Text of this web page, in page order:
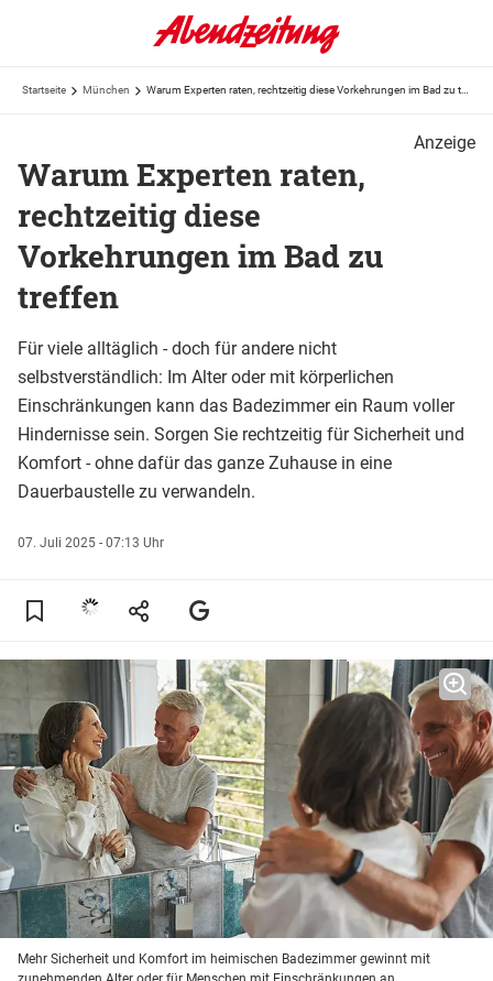
Startseite München
Anzeige
Warum Experten raten,
rechtzeitig diese
Vorkehrungen im Bad zu
treffen
Für viele alltäglich - doch für andere nicht
selbstverständlich: Im Alter oder mit körperlichen
Einschränkungen kann das Badezimmer ein Raum voller
Hindernisse sein. Sorgen Sie rechtzeitig für Sicherheit und
Komfort - ohne dafür das ganze Zuhause in eine
Dauerbaustelle zu verwandeln.
07. Juli 2025 - 07:13 Uhr
Mehr Sicherheit und Komfort im heimischen Badezimmer gewinnt mit